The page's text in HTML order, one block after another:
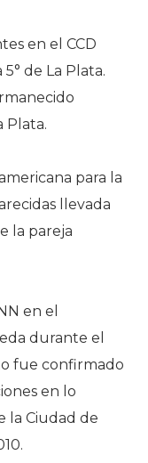
en el CCD
de La Plata.
Plata.
para la
llevada
la pareja
en el
durante el
fue confirmado
en lo
la Ciudad de